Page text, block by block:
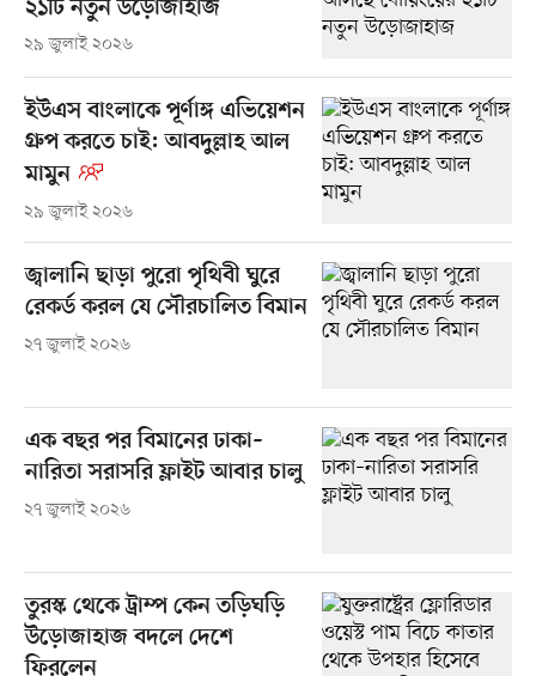
২১টি নতুন উড়োজাহাজ
২৯ জুলাই ২০২৬
ইউএস বাংলাকে পূর্ণাঙ্গ এভিয়েশন
গ্রুপ করতে চাই: আবদুল্লাহ আল
মামুন
২৯ জুলাই ২০২৬
জ্বালানি ছাড়া পুরো পৃথিবী ঘুরে
রেকর্ড করল যে সৌরচালিত বিমান
২৭ জুলাই ২০২৬
এক বছর পর বিমানের ঢাকা–
নারিতা সরাসরি ফ্লাইট আবার চালু
২৭ জুলাই ২০২৬
তুরস্ক থেকে ট্রাম্প কেন তড়িঘড়ি
উড়োজাহাজ বদলে দেশে
ফিরলেন